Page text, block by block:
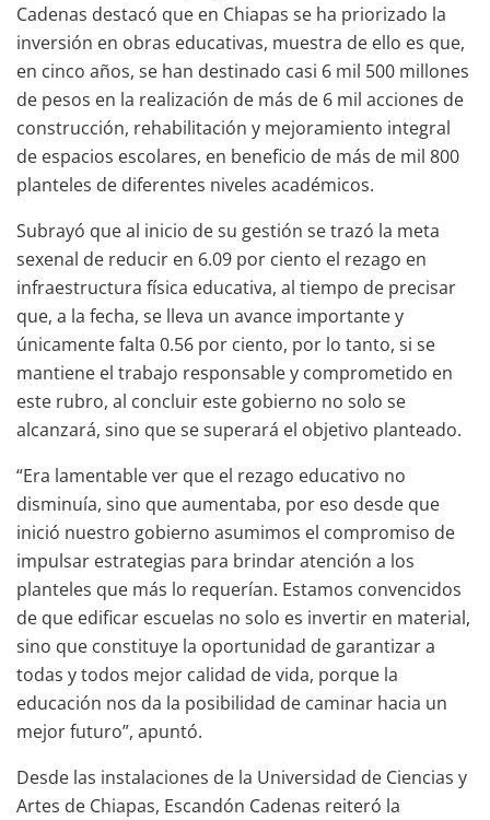
Cadenas destacó que en Chiapas se ha priorizado la
inversión en obras educativas, muestra de ello es que,
en cinco años, se han destinado casi 6 mil 500 millones
de pesos en la realización de más de 6 mil acciones de
construcción, rehabilitación y mejoramiento integral
de espacios escolares, en beneficio de más de mil 800
planteles de diferentes niveles académicos.
Subrayó que al inicio de su gestión se trazó la meta
sexenal de reducir en 6.09 por ciento el rezago en
infraestructura física educativa, al tiempo de precisar
que, a la fecha, se lleva un avance importante y
únicamente falta 0.56 por ciento, por lo tanto, si se
mantiene el trabajo responsable y comprometido en
este rubro, al concluir este gobierno no solo se
alcanzará, sino que se superará el objetivo planteado.
“Era lamentable ver que el rezago educativo no
disminuía, sino que aumentaba, por eso desde que
inició nuestro gobierno asumimos el compromiso de
impulsar estrategias para brindar atención a los
planteles que más lo requerían. Estamos convencidos
de que edificar escuelas no solo es invertir en material,
sino que constituye la oportunidad de garantizar a
todas y todos mejor calidad de vida, porque la
educación nos da la posibilidad de caminar hacia un
mejor futuro”, apuntó.
Desde las instalaciones de la Universidad de Ciencias y
Artes de Chiapas, Escandón Cadenas reiteró la